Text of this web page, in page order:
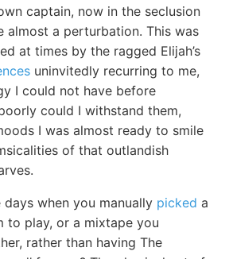
captain, now in the seclusion
almost a perturbation. This was
at times by the ragged Elijah’s
uninvitedly recurring to me,
I could not have before
could I withstand them,
I was almost ready to smile
of that outlandish
days when you manually picked a
to play, or a mixtape you
rather than having The